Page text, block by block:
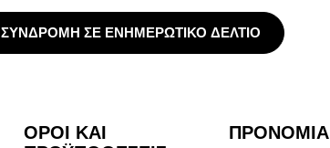
ΣΥΝΔΡΟΜΗ ΣΕ ΕΝΗΜΕΡΩΤΙΚΟ ΔΕΛΤΙΟ
ΟΡΟΙ ΚΑΙ
ΠΡΟΝΟΜΙΑ